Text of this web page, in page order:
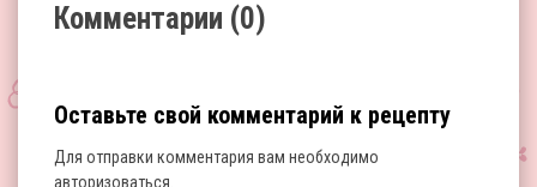
Комментарии (0)
Оставьте свой комментарий к рецепту
Для отправки комментария вам необходимо
авторизоваться